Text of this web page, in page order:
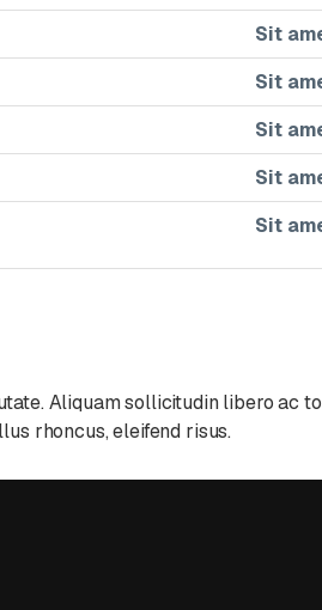
Sit
Sit
Sit
Sit
Sit
Aliquam sollicitudin libero ac
rhoncus, eleifend risus.